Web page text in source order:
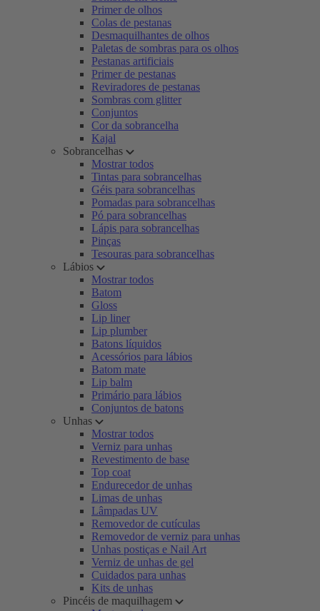
Primer de olhos
Colas de pestanas
Desmaquilhantes de olhos
Paletas de sombras para os olhos
Pestanas artificiais
Primer de pestanas
Reviradores de pestanas
Sombras com glitter
Conjuntos
Cor da sobrancelha
Kajal
Sobrancelhas
Mostrar todos
Tintas para sobrancelhas
Géis para sobrancelhas
Pomadas para sobrancelhas
Pó para sobrancelhas
Lápis para sobrancelhas
Pinças
Tesouras para sobrancelhas
Lábios
Mostrar todos
Batom
Gloss
Lip liner
Lip plumber
Batons líquidos
Acessórios para lábios
Batom mate
Lip balm
Primário para lábios
Conjuntos de batons
Unhas
Mostrar todos
Verniz para unhas
Revestimento de base
Top coat
Endurecedor de unhas
Limas de unhas
Lâmpadas UV
Removedor de cutículas
Removedor de verniz para unhas
Unhas postiças e Nail Art
Verniz de unhas de gel
Cuidados para unhas
Kits de unhas
Pincéis de maquilhagem